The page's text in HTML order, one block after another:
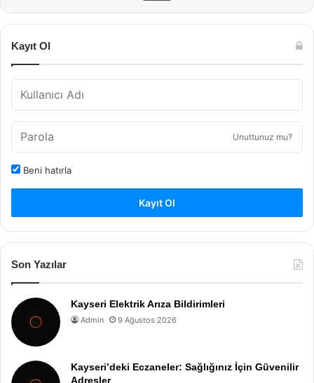
Kayıt Ol
Unuttunuz mu?
Beni hatırla
Kayıt Ol
Son Yazılar
Kayseri Elektrik Arıza Bildirimleri
Admin 9 Ağustos 2026
Kayseri’deki Eczaneler: Sağlığınız İçin Güvenilir
Adresler